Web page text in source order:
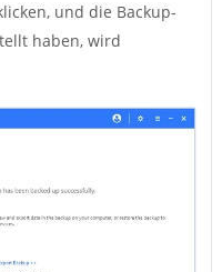
und die Backup-
haben, wird